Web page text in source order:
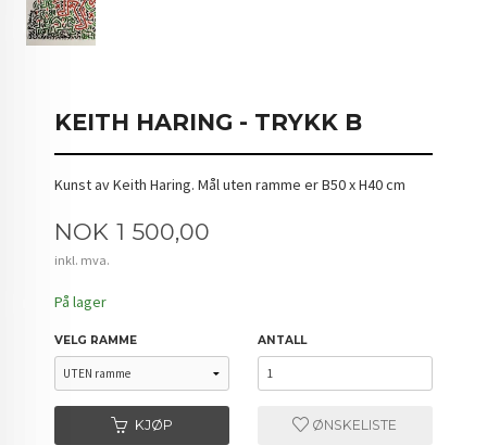
KEITH HARING - TRYKK B
Kunst av Keith Haring. Mål uten ramme er B50 x H40 cm
Pris
NOK 1 500,00
inkl. mva.
På lager
VELG RAMME ANTALL
KJØP ØNSKELISTE